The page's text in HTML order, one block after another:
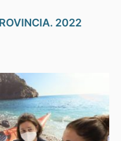
2022